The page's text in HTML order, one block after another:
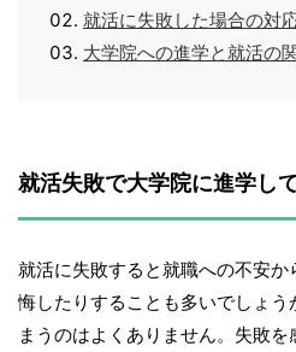
就活に失敗した場合の対
大学院への進学と就活の
就活失敗で大学院に進学し
就活に失敗すると就職への不安
悔したりすることも多いでしょ
まうのはよくありません。失敗